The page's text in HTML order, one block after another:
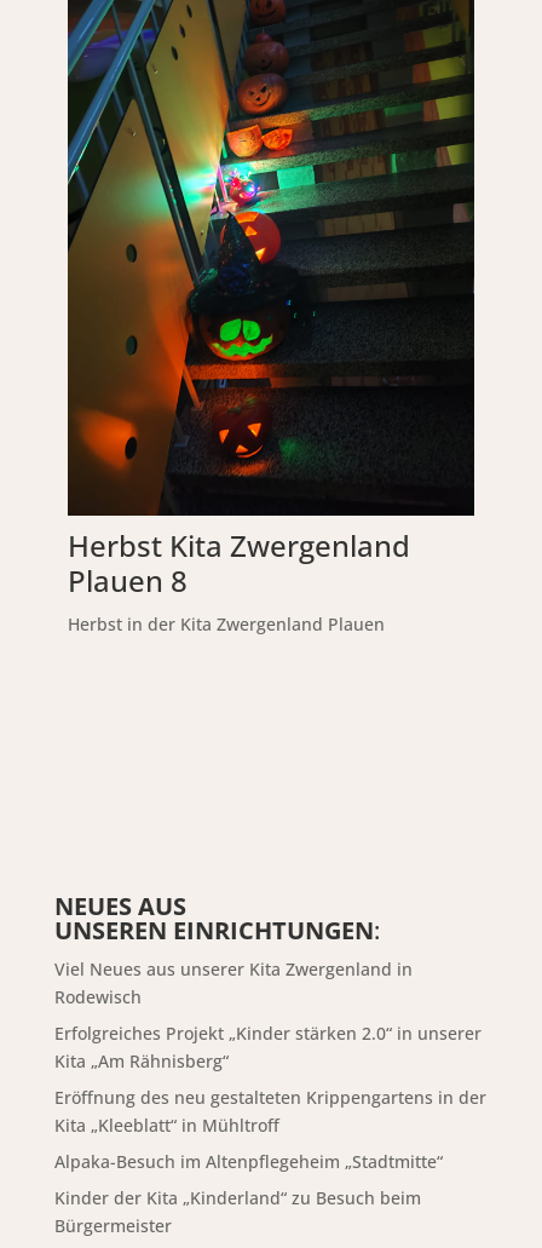
Herbst Kita Zwergenland
Plauen 8
Herbst in der Kita Zwergenland Plauen
NEUES AUS
UNSEREN EINRICHTUNGEN:
Viel Neues aus unserer Kita Zwergenland in
Rodewisch
Erfolgreiches Projekt „Kinder stärken 2.0“ in unserer
Kita „Am Rähnisberg“
Eröffnung des neu gestalteten Krippengartens in der
Kita „Kleeblatt“ in Mühltroff
Alpaka-Besuch im Altenpflegeheim „Stadtmitte“
Kinder der Kita „Kinderland“ zu Besuch beim
Bürgermeister